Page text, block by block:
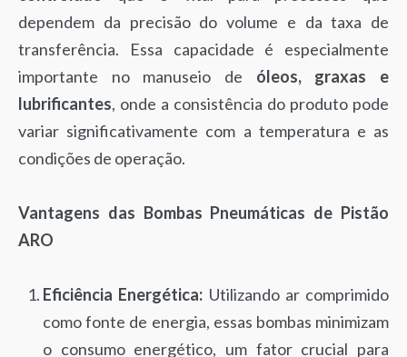
dependem da precisão do volume e da taxa de
transferência. Essa capacidade é especialmente
importante no manuseio de óleos, graxas e
lubrificantes, onde a consistência do produto pode
variar significativamente com a temperatura e as
condições de operação.
Vantagens das Bombas Pneumáticas de Pistão
ARO
Eficiência Energética: Utilizando ar comprimido
como fonte de energia, essas bombas minimizam
o consumo energético, um fator crucial para